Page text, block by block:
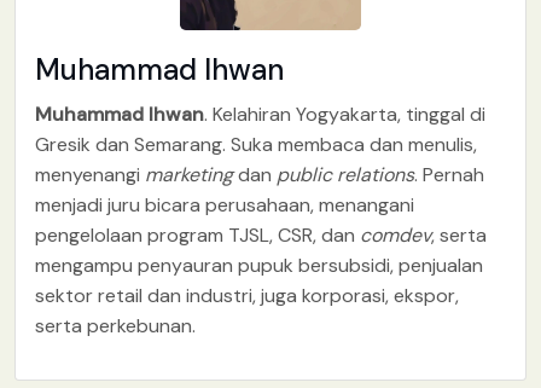
Muhammad Ihwan
Muhammad Ihwan. Kelahiran Yogyakarta, tinggal di
Gresik dan Semarang. Suka membaca dan menulis,
menyenangi marketingdan public relations. Pernah
menjadi juru bicara perusahaan, menangani
pengelolaan program TJSL, CSR, dan comdev, serta
mengampu penyauran pupuk bersubsidi, penjualan
sektor retail dan industri, juga korporasi, ekspor,
serta perkebunan.